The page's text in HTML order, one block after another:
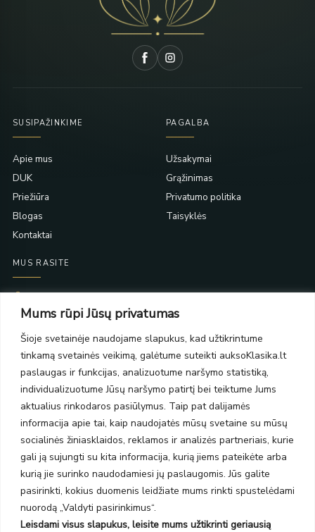
Mums rūpi Jūsų privatumas
Šioje svetainėje naudojame slapukus, kad užtikrintume
tinkamą svetainės veikimą, galėtume suteikti auksoKlasika.lt
paslaugas ir funkcijas, analizuotume naršymo statistiką,
individualizuotume Jūsų naršymo patirtį bei teiktume Jums
aktualius rinkodaros pasiūlymus. Taip pat dalijamės
informacija apie tai, kaip naudojatės mūsų svetaine su mūsų
socialinės žiniasklaidos, reklamos ir analizės partneriais, kurie
gali ją sujungti su kita informacija, kurią jiems pateikėte arba
kurią jie surinko naudodamiesi jų paslaugomis. Jūs galite
pasirinkti, kokius duomenis leidžiate mums rinkti spustelėdami
nuorodą „Valdyti pasirinkimus“.
Leisdami visus slapukus, leisite mums užtikrinti geriausią
SUSIPAŽINKIME
Apie mus
DUK
Priežiūra
Blogas
Kontaktai
PAGALBA
Užsakymai
Grąžinimas
Privatumo politika
Taisyklės
MUS RASITE
PC Molas, Klaipėda
PC BIG 2, Klaipėda
Šilutės pl. 35
PC Banginis, Klaipėda
NAUJIENLAIŠKIS
Prenumeruokite ir gaukite pasiūlymus, naujienas bei riboto
leidimo kolekcijas.
SIŲSTI